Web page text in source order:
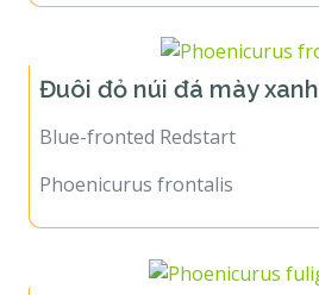
Đuôi đỏ núi đá mày xanh
Blue-fronted Redstart
Phoenicurus frontalis